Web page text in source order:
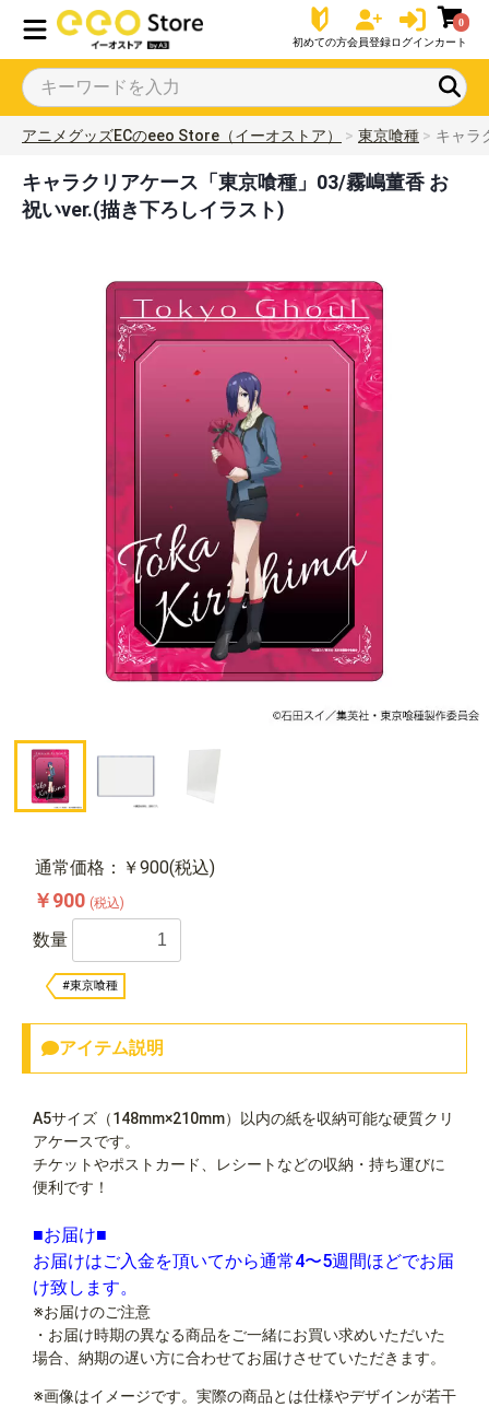
初めての方会員登録ログイン
0
カート
アニメグッズECのeeo Store（イーオストア） 東京喰種 キャラ
キャラクリアケース「東京喰種」03/霧嶋董香 お
祝いver.(描き下ろしイラスト)
通常価格：￥900(税込)
￥900 (税込)
数量
#東京喰種
アイテム説明
A5サイズ（148mm×210mm）以内の紙を収納可能な硬質クリ
アケースです。
チケットやポストカード、レシートなどの収納・持ち運びに
便利です！
■お届け■
お届けはご入金を頂いてから通常4〜5週間ほどでお届
け致します。
※お届けのご注意
・お届け時期の異なる商品をご一緒にお買い求めいただいた
場合、納期の遅い方に合わせてお届けさせていただきます。
※画像はイメージです。実際の商品とは仕様やデザインが若干